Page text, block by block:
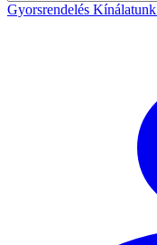
Gyorsrendelés Kínálatunk